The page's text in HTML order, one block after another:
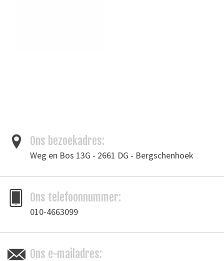
Ons bezoekadres:
Weg en Bos 13G - 2661 DG - Bergschenhoek
Ons telefoonnummer:
010-4663099
Ons e-mailadres: